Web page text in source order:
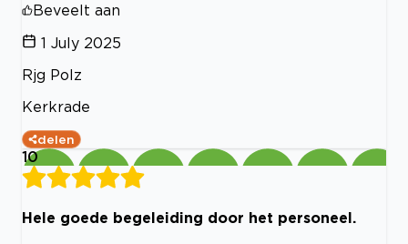
Beveelt aan
1 July 2025
Rjg Polz
Kerkrade
delen
10
Hele goede begeleiding door het personeel.